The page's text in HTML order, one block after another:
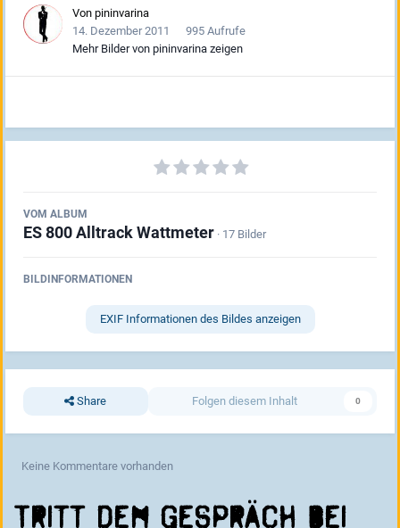
Von pininvarina
14. Dezember 2011
995 Aufrufe
Mehr Bilder von pininvarina zeigen
VOM ALBUM
ES 800 Alltrack Wattmeter · 17 Bilder
BILDINFORMATIONEN
EXIF Informationen des Bildes anzeigen
Share Folgen diesem Inhalt 0
Keine Kommentare vorhanden
Tritt dem Gespräch bei